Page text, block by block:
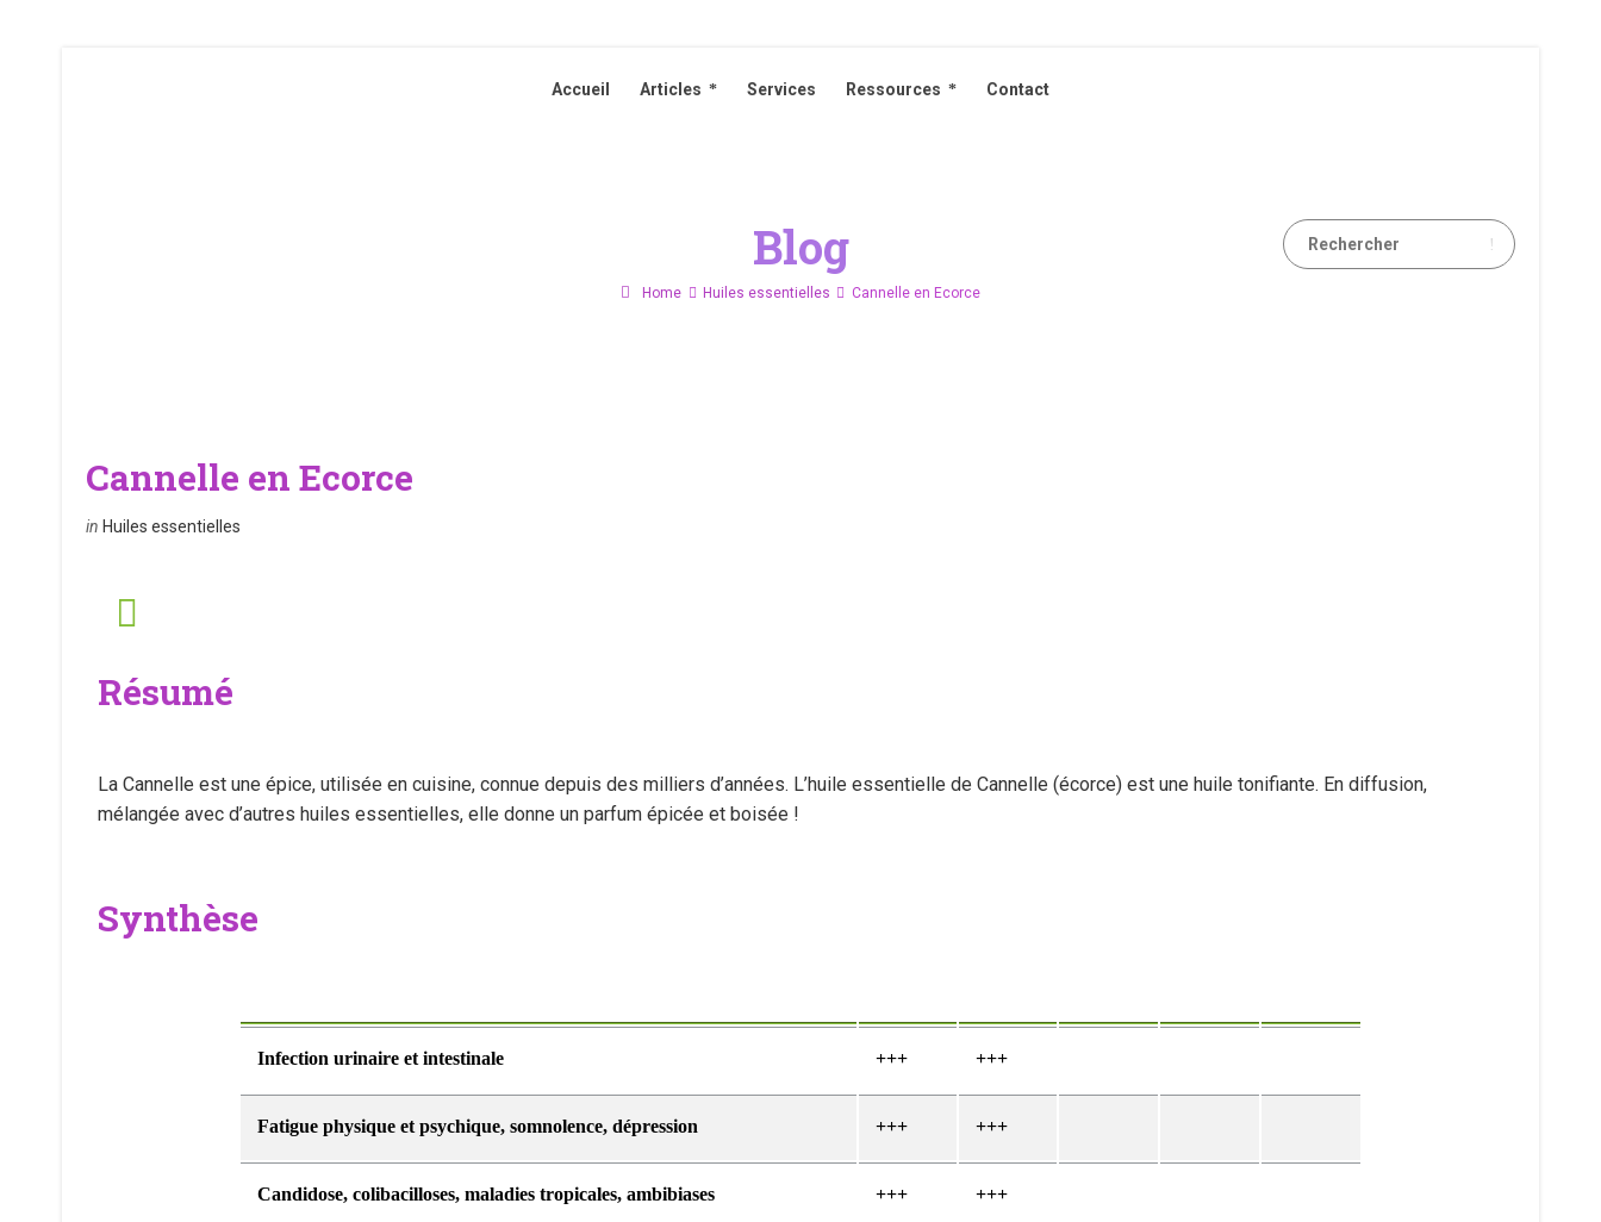
Accueil Articles Services Ressources Contact
Blog
Home Huiles essentielles Cannelle en Ecorce
Cannelle en Ecorce
in Huiles essentielles
Résumé
La Cannelle est une épice, utilisée en cuisine, connue depuis des milliers d’années. L’huile essentielle de Cannelle (écorce) est une huile tonifiante. En diffusion,
mélangée avec d’autres huiles essentielles, elle donne un parfum épicée et boisée !
Synthèse
Infection urinaire et intestinale +++ +++
Fatigue physique et psychique, somnolence, dépression +++ +++
Candidose, colibacilloses, maladies tropicales, ambibiases +++ +++